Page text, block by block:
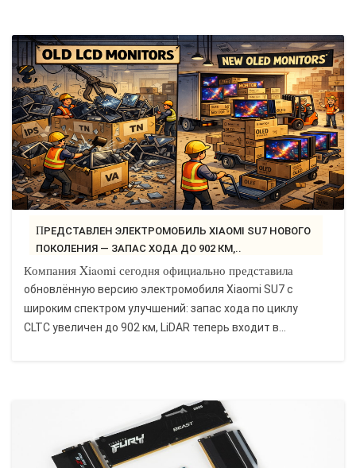
ПРЕДСТАВЛЕН ЭЛЕКТРОМОБИЛЬ XIAOMI SU7 НОВОГО
ПОКОЛЕНИЯ — ЗАПАС ХОДА ДО 902 КМ,..
Компания Xiaomi сегодня официально представила
обновлённую версию электромобиля Xiaomi SU7 с
широким спектром улучшений: запас хода по циклу
CLTC увеличен до 902 км, LiDAR теперь входит в...